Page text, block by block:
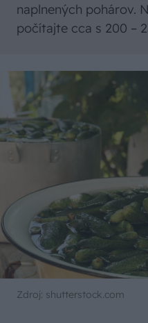
naplnených pohárov.
počítajte cca s 200 –
Zdroj: shutterstock.com